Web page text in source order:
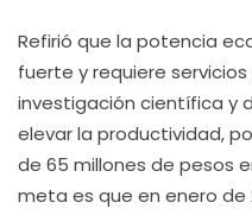
Refirió que la potencia
fuerte y requiere
investigación científica y
elevar la productividad,
de 65 millones de pesos
meta es que en enero de